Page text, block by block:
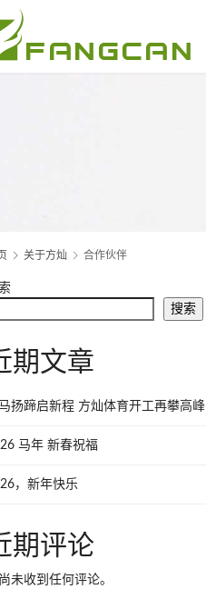
关于方灿 合作伙伴
搜索
期文章
扬蹄启新程 方灿体育开工再攀高峰
马年 新春祝福
，新年快乐
期评论
未收到任何评论。